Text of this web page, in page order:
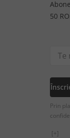
50
Prin
[+]